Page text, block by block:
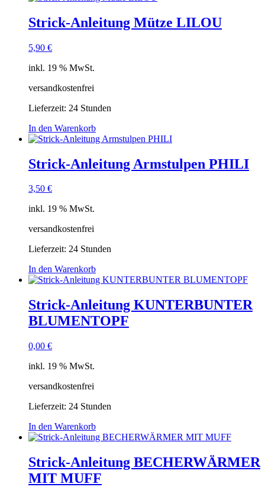
Strick-Anleitung Mütze LILOU
5,90 €
inkl. 19 % MwSt.
versandkostenfrei
Lieferzeit: 24 Stunden
In den Warenkorb
Strick-Anleitung Armstulpen PHILI
3,50 €
inkl. 19 % MwSt.
versandkostenfrei
Lieferzeit: 24 Stunden
In den Warenkorb
Strick-Anleitung KUNTERBUNTER
BLUMENTOPF
0,00 €
inkl. 19 % MwSt.
versandkostenfrei
Lieferzeit: 24 Stunden
In den Warenkorb
Strick-Anleitung BECHERWÄRMER
MIT MUFF